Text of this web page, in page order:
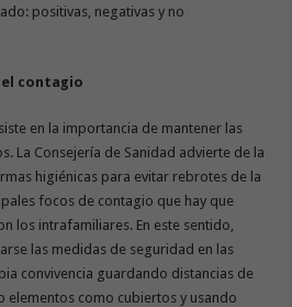
positivas, negativas y no
contagio
en la importancia de mantener las
La Consejería de Sanidad advierte de la
higiénicas para evitar rebrotes de la
focos de contagio que hay que
los intrafamiliares. En este sentido,
las medidas de seguridad en las
convivencia guardando distancias de
elementos como cubiertos y usando